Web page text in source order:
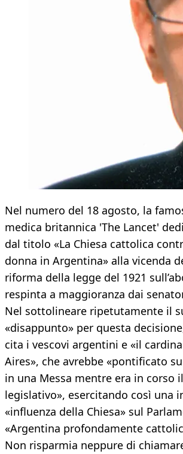
Nel numero del 18 agosto, la
medica britannica 'The Lancet'
dal titolo «La Chiesa cattolica
donna in Argentina» alla vicenda
riforma della legge del 1921
respinta a maggioranza dai
Nel sottolineare ripetutamente il
«disappunto» per questa
cita i vescovi argentini e «il
Aires», che avrebbe «pontificato
in una Messa mentre era in corso
legislativo», esercitando così una
«influenza della Chiesa» sul
«Argentina profondamente
Non risparmia neppure di